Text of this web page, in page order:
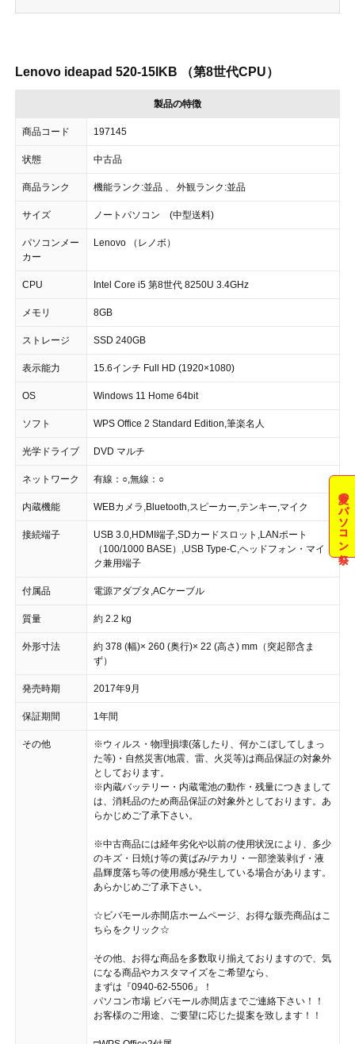
Lenovo ideapad 520-15IKB （第8世代CPU）
製品の特徴
商品コード 197145
状態 中古品
商品ランク 機能ランク:並品 、 外観ランク:並品
サイズ ノートパソコン (中型送料)
パソコンメー
カー
Lenovo （レノボ）
CPU Intel Core i5 第8世代 8250U 3.4GHz
メモリ 8GB
ストレージ SSD 240GB
表示能力 15.6インチ Full HD (1920×1080)
OS Windows 11 Home 64bit
ソフト WPS Office 2 Standard Edition,筆楽名人
光学ドライブ DVD マルチ
ネットワーク 有線：○,無線：○
内蔵機能 WEBカメラ,Bluetooth,スピーカー,テンキー,マイク
接続端子
USB 3.0,HDMI端子,SDカードスロット,LANポート
（100/1000 BASE）,USB Type-C,ヘッドフォン・マイ
ク兼用端子
付属品 電源アダプタ,ACケーブル
質量 約 2.2 kg
外形寸法
約 378 (幅)× 260 (奥行)× 22 (高さ) mm（突起部含ま
ず）
発売時期 2017年9月
保証期間 1年間
その他
※ウィルス・物理損壊(落したり、何かこぼしてしまっ
た等)・自然災害(地震、雷、火災等)は商品保証の対象外
としております。
※内蔵バッテリー・内蔵電池の動作・残量につきまして
は、消耗品のため商品保証の対象外としております。あ
らかじめご了承下さい。
※中古商品には経年劣化や以前の使用状況により、多少
のキズ・日焼け等の黄ばみ/テカリ・一部塗装剥げ・液
晶輝度落ち等の使用感が発生している場合があります。
あらかじめご了承下さい。
☆ビバモール赤間店ホームページ、お得な販売商品はこ
ちらをクリック☆
その他、お得な商品を多数取り揃えておりますので、気
になる商品やカスタマイズをご希望なら、
まずは『0940-62-5506』！
パソコン市場 ビバモール赤間店までご連絡下さい！！
お客様のご用途、ご要望に応じた提案を致します！！
夏のパソコン祭